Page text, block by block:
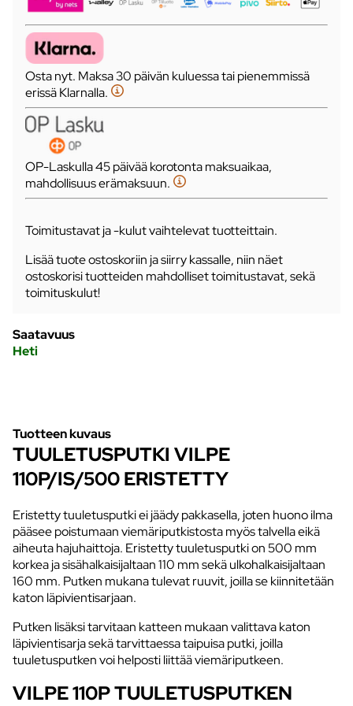
Osta nyt. Maksa 30 päivän kuluessa tai pienemmissä
erissä Klarnalla.
OP-Laskulla 45 päivää korotonta maksuaikaa,
mahdollisuus erämaksuun.
Toimitustavat ja -kulut vaihtelevat tuotteittain.
Lisää tuote ostoskoriin ja siirry kassalle, niin näet
ostoskorisi tuotteiden mahdolliset toimitustavat, sekä
toimituskulut!
Saatavuus
Heti
Tuotteen kuvaus
TUULETUSPUTKI VILPE
110P/IS/500 ERISTETTY
Eristetty tuuletusputki ei jäädy pakkasella, joten huono ilma
pääsee poistumaan viemäriputkistosta myös talvella eikä
aiheuta hajuhaittoja. Eristetty tuuletusputki on 500 mm
korkea ja sisähalkaisijaltaan 110 mm sekä ulkohalkaisijaltaan
160 mm. Putken mukana tulevat ruuvit, joilla se kiinnitetään
katon läpivientisarjaan.
Putken lisäksi tarvitaan katteen mukaan valittava katon
läpivientisarja sekä tarvittaessa taipuisa putki, joilla
tuuletusputken voi helposti liittää viemäriputkeen.
VILPE 110P TUULETUSPUTKEN